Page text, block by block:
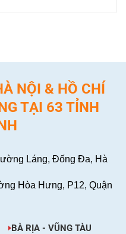
NỘI & HỒ CHÍ
TẠI 63 TỈNH
Láng, Đống Đa, Hà
Hòa Hưng, P12, Quận
BÀ RỊA - VŨNG TÀU